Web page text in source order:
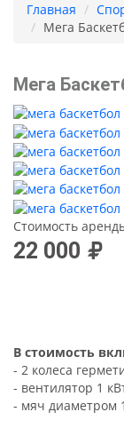
Главная
Мега
Мега
Стоимость
22 000
В стоимость
- 2 колеса
- вентилятор 1
- мяч диаметром